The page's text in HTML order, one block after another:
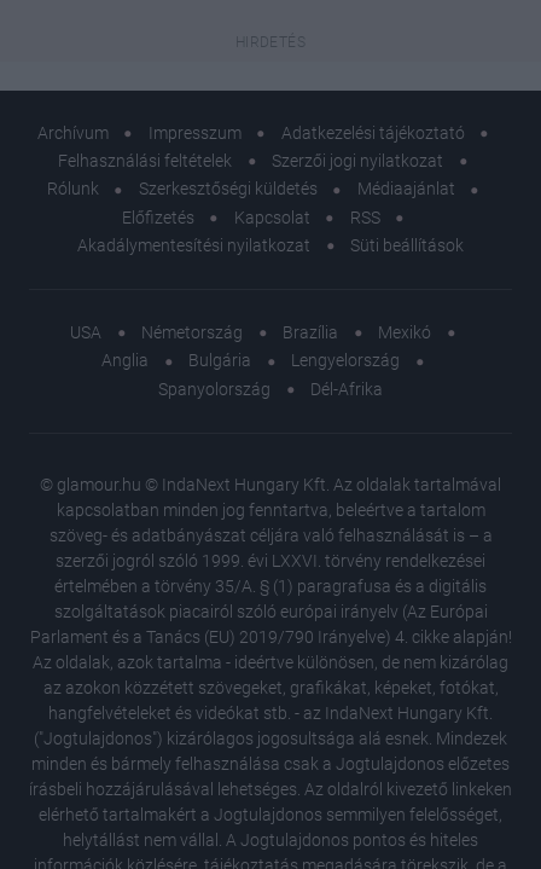
Archívum Impresszum
Adatkezelési tájékoztató
Felhasználási feltételek
Szerzői jogi nyilatkozat
Rólunk
Szerkesztőségi küldetés
Médiaajánlat
Előfizetés
Kapcsolat
RSS
Akadálymentesítési nyilatkozat
Süti beállítások
USA Németország Brazília
Mexikó
Anglia
Bulgária
Lengyelország
Spanyolország
Dél-Afrika
© glamour.hu © IndaNext Hungary Kft. Az oldalak tartalmával
kapcsolatban minden jog fenntartva, beleértve a tartalom
szöveg- és adatbányászat céljára való felhasználását is – a
szerzői jogról szóló 1999. évi LXXVI. törvény rendelkezései
értelmében a törvény 35/A. § (1) paragrafusa és a digitális
szolgáltatások piacairól szóló európai irányelv (Az Európai
Parlament és a Tanács (EU) 2019/790 Irányelve) 4. cikke alapján!
Az oldalak, azok tartalma - ideértve különösen, de nem kizárólag
az azokon közzétett szövegeket, grafikákat, képeket, fotókat,
hangfelvételeket és videókat stb. - az IndaNext Hungary Kft.
("Jogtulajdonos") kizárólagos jogosultsága alá esnek. Mindezek
minden és bármely felhasználása csak a Jogtulajdonos előzetes
írásbeli hozzájárulásával lehetséges. Az oldalról kivezető linkeken
elérhető tartalmakért a Jogtulajdonos semmilyen felelősséget,
helytállást nem vállal. A Jogtulajdonos pontos és hiteles